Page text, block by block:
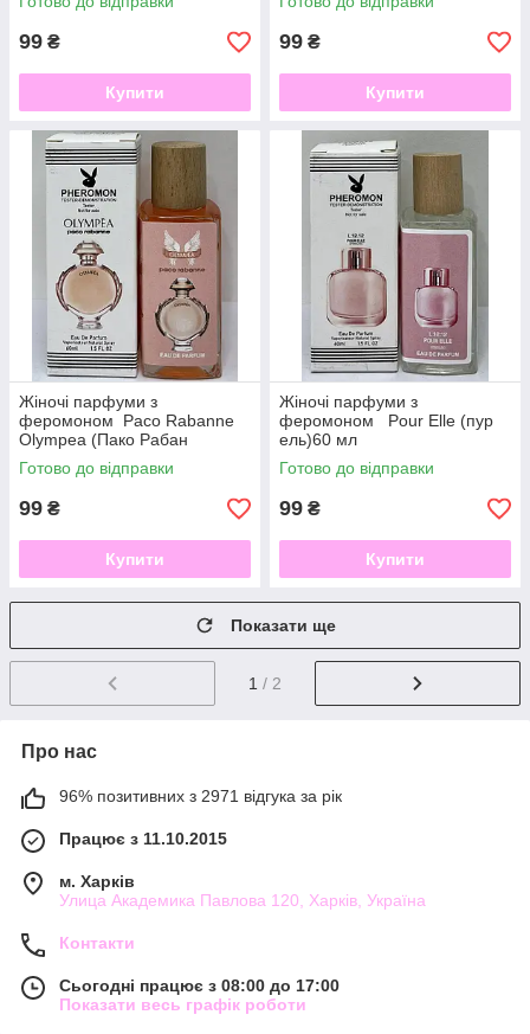
99 ₴
Купити
99 ₴
Купити
Жіночі парфуми з
феромоном Paco Rabanne
Olympea (Пако Рабан
Олимпея) 60 мл
Готово до відправки
99 ₴
Купити
Жіночі парфуми з
феромоном Pour Elle (пур
ель)60 мл
Готово до відправки
99 ₴
Купити
Показати ще
1 / 2
Про нас
96% позитивних з 2971 відгука за рік
Працює з 11.10.2015
м. Харків
Улица Академика Павлова 120, Харків, Україна
Контакти
Сьогодні працює з 08:00 до 17:00
Показати весь графік роботи